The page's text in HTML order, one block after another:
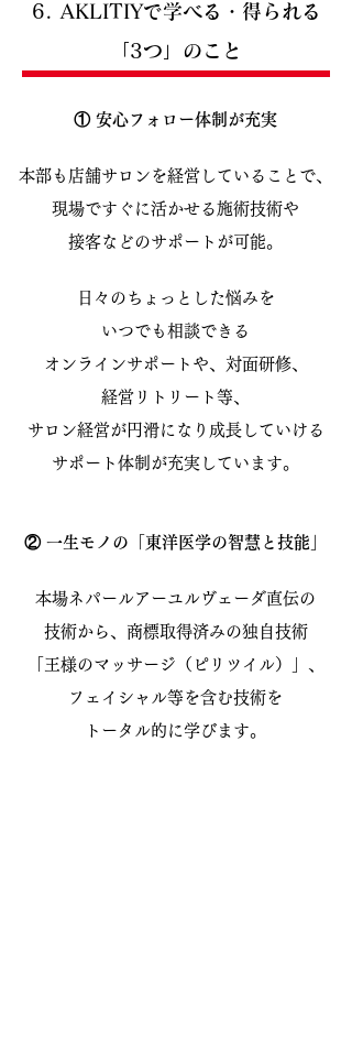
6. AKLITIYで学べる・得られる
「3つ」のこと
① 安心フォロー体制が充実
本部も店舗サロンを経営していることで、
現場ですぐに活かせる施術技術や
接客などのサポートが可能。
日々のちょっとした悩みを
いつでも相談できる
オンラインサポートや、対面研修、
経営リトリート等、
サロン経営が円滑になり成長していける
サポート体制が充実しています。
② 一生モノの「東洋医学の智慧と技能」
本場ネパールアーユルヴェーダ直伝の
技術から、商標取得済みの独自技術
「王様のマッサージ（ピリツイル）」、
フェイシャル等を含む技術を
トータル的に学びます。